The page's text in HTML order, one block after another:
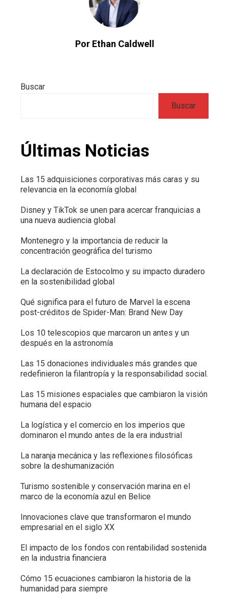
Por Ethan Caldwell
Buscar
Buscar
Últimas Noticias
Las 15 adquisiciones corporativas más caras y su
relevancia en la economía global
Disney y TikTok se unen para acercar franquicias a
una nueva audiencia global
Montenegro y la importancia de reducir la
concentración geográfica del turismo
La declaración de Estocolmo y su impacto duradero
en la sostenibilidad global
Qué significa para el futuro de Marvel la escena
post-créditos de Spider-Man: Brand New Day
Los 10 telescopios que marcaron un antes y un
después en la astronomía
Las 15 donaciones individuales más grandes que
redefinieron la filantropía y la responsabilidad social.
Las 15 misiones espaciales que cambiaron la visión
humana del espacio
La logística y el comercio en los imperios que
dominaron el mundo antes de la era industrial
La naranja mecánica y las reflexiones filosóficas
sobre la deshumanización
Turismo sostenible y conservación marina en el
marco de la economía azul en Belice
Innovaciones clave que transformaron el mundo
empresarial en el siglo XX
El impacto de los fondos con rentabilidad sostenida
en la industria financiera
Cómo 15 ecuaciones cambiaron la historia de la
humanidad para siempre